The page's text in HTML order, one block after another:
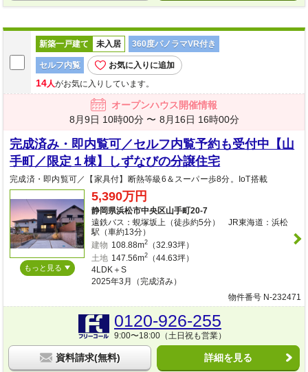
新築一戸建て 未入居 360度パノラマVR付き
セルフ内覧 お気に入りに追加
14人がお気に入りしています。
オープンハウス開催情報
8月9日 10時00分 〜 8月16日 16時00分
完成済み・即内覧可／セルフ内覧予約も受付中【山
手町／限定１棟】しずなびの分譲住宅
完成済・即内覧可／【家具付】断熱等級6＆スーパー歩8分。IoT搭載
もっと見る
5,390万円
静岡県浜松市中央区山手町20-7
遠鉄バス：蜆塚坂上（徒歩約5分） JR東海道：浜松
駅（車約13分）
建物 108.88m2（32.93坪）
土地 147.56m2（44.63坪）
4LDK＋S
2025年3月（完成済み）
物件番号 N-232471
0120-926-255
9:00〜18:00（土日祝も営業）
資料請求(無料) 詳細を見る